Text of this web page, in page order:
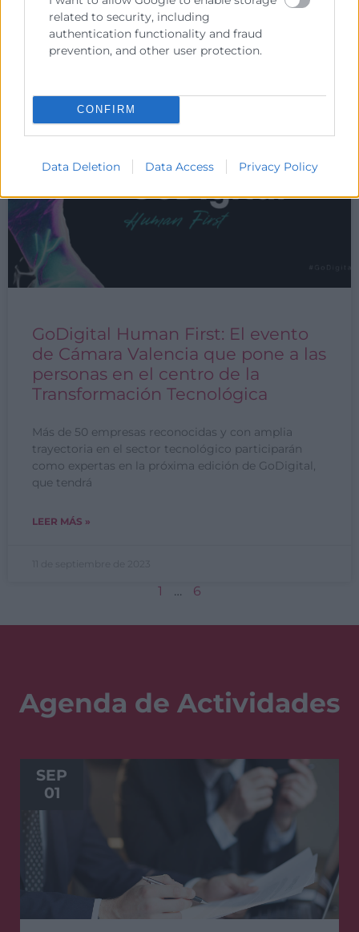
related to security, including
authentication functionality and fraud
prevention, and other user protection.
CONFIRM
Data Deletion Data Access Privacy Policy
LEER MÁS »
GoDigital Human First: El evento
de Cámara Valencia que pone a las
personas en el centro de la
Transformación Tecnológica
Más de 50 empresas reconocidas y con amplia
trayectoria en el sector tecnológico participarán
como expertas en la próxima edición de GoDigital,
que tendrá
LEER MÁS »
1 … 6
Agenda de Actividades
SEP
01